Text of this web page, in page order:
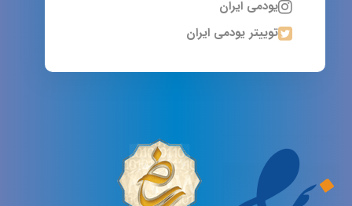
یودمی ایران
توییتر یودمی ایران